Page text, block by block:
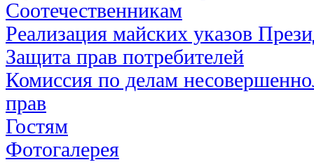
Соотечественникам
Реализация майских указов
Защита прав потребителей
Комиссия по делам
прав
Гостям
Фотогалерея